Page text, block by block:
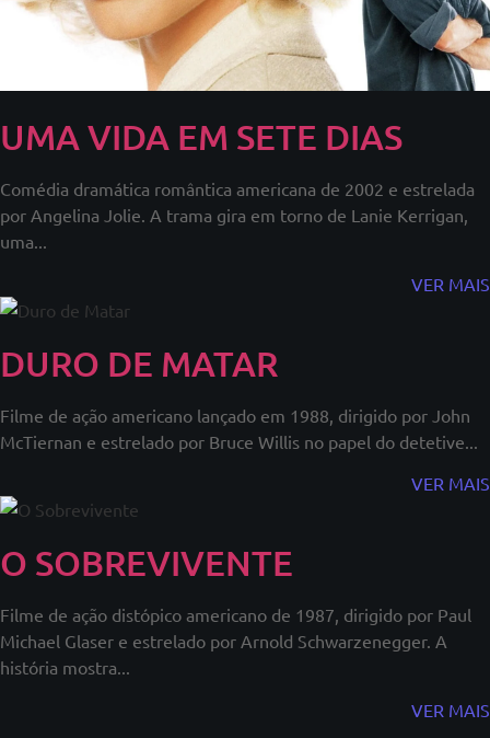
UMA VIDA EM SETE DIAS
Comédia dramática romântica americana de 2002 e estrelada
por Angelina Jolie. A trama gira em torno de Lanie Kerrigan,
uma...
VER MAIS
DURO DE MATAR
Filme de ação americano lançado em 1988, dirigido por John
McTiernan e estrelado por Bruce Willis no papel do detetive...
VER MAIS
O SOBREVIVENTE
Filme de ação distópico americano de 1987, dirigido por Paul
Michael Glaser e estrelado por Arnold Schwarzenegger. A
história mostra...
VER MAIS